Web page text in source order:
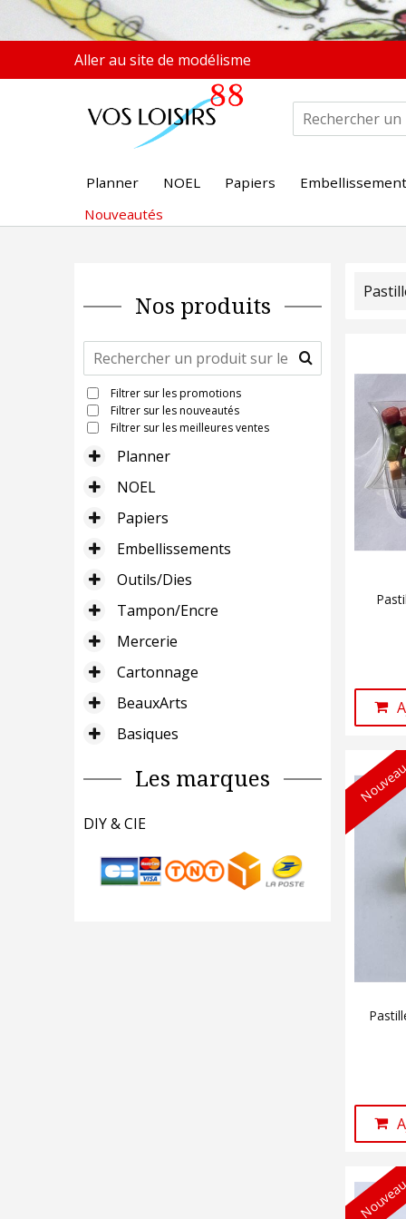
Aller au site de modélisme
Planner NOEL Papiers
Nouveautés
Nos produits
Filtrer sur les promotions
Filtrer sur les nouveautés
Filtrer sur les meilleures ventes
Planner
NOEL
Papiers
Embellissements
Outils/Dies
Tampon/Encre
Mercerie
Cartonnage
BeauxArts
Basiques
Les marques
DIY & CIE